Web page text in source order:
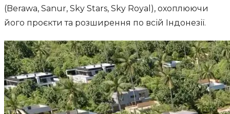
(Berawa, Sanur, Sky Stars, Sky Royal), охоплюючи
його проєкти та розширення по всій Індонезії.